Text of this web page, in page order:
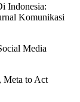
Indonesia:
Komunikasi
Media
Meta to Act